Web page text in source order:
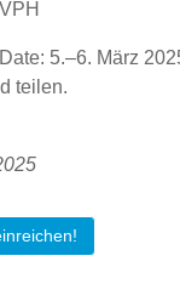
5.–6. März
teilen.